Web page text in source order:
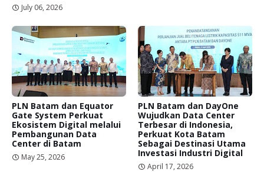
July 06, 2026
PLN Batam dan Equator
Gate System Perkuat
Ekosistem Digital melalui
Pembangunan Data
Center di Batam
May 25, 2026
PLN Batam dan DayOne
Wujudkan Data Center
Terbesar di Indonesia,
Perkuat Kota Batam
Sebagai Destinasi Utama
Investasi Industri Digital
April 17, 2026